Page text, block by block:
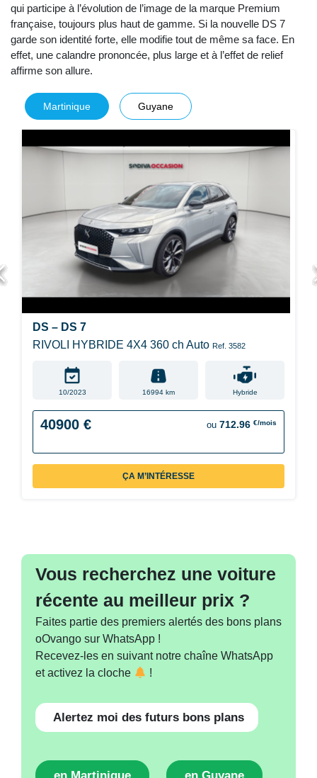
qui participe à l’évolution de l’image de la marque Premium
française, toujours plus haut de gamme. Si la nouvelle DS 7
garde son identité forte, elle modifie tout de même sa face. En
effet, une calandre prononcée, plus large et à l’effet de relief
affirme son allure.
Martinique Guyane
DS – DS 7
RIVOLI HYBRIDE 4X4 360 ch Auto Ref. 3582
10/2023 16994 km Hybride
40900 € ou 712.96 €/mois
ÇA M’INTÉRESSE
Vous recherchez une voiture
récente au meilleur prix ?
Faites partie des premiers alertés des bons plans
oOvango sur WhatsApp !
Recevez-les en suivant notre chaîne WhatsApp
et activez la cloche
!
Alertez moi des futurs bons plans